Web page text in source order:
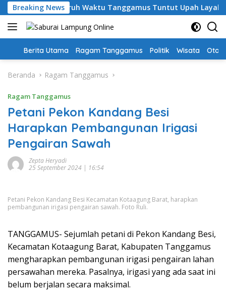
Langsung
ke
konten
Breaking News
Guru PPPK Paruh Waktu Tanggamus Tuntut Upah Layak
Home
Berita Utama Ragam Tanggamus Politik Wisata Oto
Beranda Ragam Tanggamus
Ragam Tanggamus
Petani Pekon Kandang Besi
Harapkan Pembangunan Irigasi
Pengairan Sawah
Zepta Heryadi
25 September 2024 | 16:54
Petani Pekon Kandang Besi Kecamatan Kotaagung Barat, harapkan
pembangunan irigasi pengairan sawah. Foto Ruli.
TANGGAMUS- Sejumlah petani di Pekon Kandang Besi,
Kecamatan Kotaagung Barat, Kabupaten Tanggamus
mengharapkan pembangunan irigasi pengairan lahan
persawahan mereka. Pasalnya, irigasi yang ada saat ini
belum berjalan secara maksimal.